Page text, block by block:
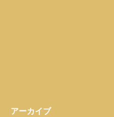
アーカイブ